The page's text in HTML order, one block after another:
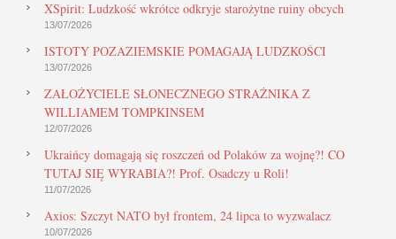
XSpirit: Ludzkość wkrótce odkryje starożytne ruiny obcych
13/07/2026
ISTOTY POZAZIEMSKIE POMAGAJĄ LUDZKOŚCI
13/07/2026
ZAŁOŻYCIELE SŁONECZNEGO STRAŻNIKA Z
WILLIAMEM TOMPKINSEM
12/07/2026
Ukraińcy domagają się roszczeń od Polaków za wojnę?! CO
TUTAJ SIĘ WYRABIA?! Prof. Osadczy u Roli!
11/07/2026
Axios: Szczyt NATO był frontem, 24 lipca to wyzwalacz
10/07/2026